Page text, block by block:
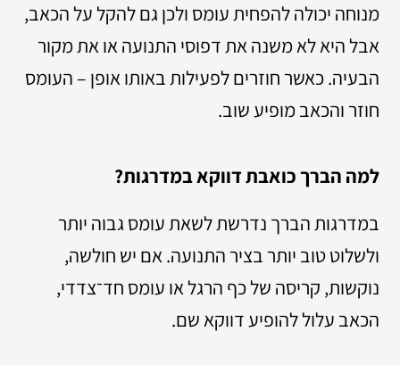
מנוחה יכולה להפחית עומס ולכן גם להקל על הכאב,
אבל היא לא משנה את דפוסי התנועה או את מקור
הבעיה. כאשר חוזרים לפעילות באותו אופן – העומס
חוזר והכאב מופיע שוב.
למה הברך כואבת דווקא במדרגות?
במדרגות הברך נדרשת לשאת עומס גבוה יותר
ולשלוט טוב יותר בציר התנועה. אם יש חולשה,
נוקשות, קריסה של כף הרגל או עומס חד־צדדי,
הכאב עלול להופיע דווקא שם.